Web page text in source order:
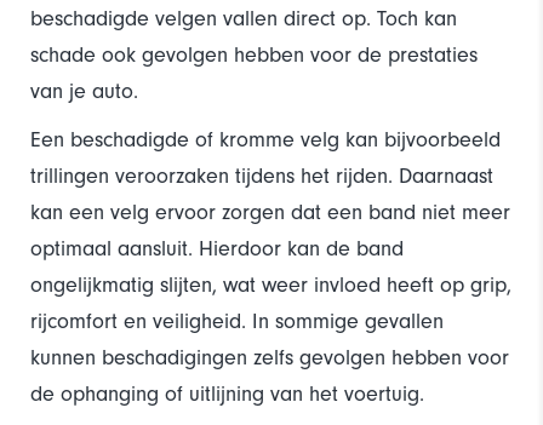
beschadigde velgen vallen direct op. Toch kan
schade ook gevolgen hebben voor de prestaties
van je auto.
Een beschadigde of kromme velg kan bijvoorbeeld
trillingen veroorzaken tijdens het rijden. Daarnaast
kan een velg ervoor zorgen dat een band niet meer
optimaal aansluit. Hierdoor kan de band
ongelijkmatig slijten, wat weer invloed heeft op grip,
rijcomfort en veiligheid. In sommige gevallen
kunnen beschadigingen zelfs gevolgen hebben voor
de ophanging of uitlijning van het voertuig.